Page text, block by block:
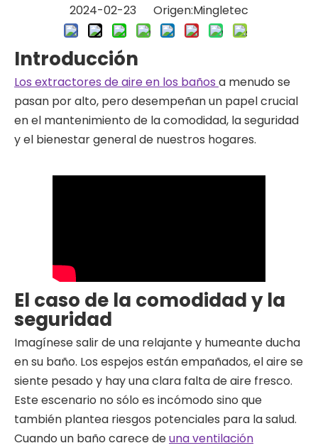
2024-02-23 Origen:Mingletec
Introducción
Los extractores de aire en los baños a menudo se
pasan por alto, pero desempeñan un papel crucial
en el mantenimiento de la comodidad, la seguridad
y el bienestar general de nuestros hogares.
El caso de la comodidad y la
seguridad
Imagínese salir de una relajante y humeante ducha
en su baño. Los espejos están empañados, el aire se
siente pesado y hay una clara falta de aire fresco.
Este escenario no sólo es incómodo sino que
también plantea riesgos potenciales para la salud.
Cuando un baño carece deuna ventilación